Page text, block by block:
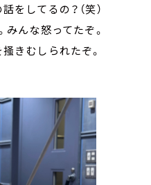
をしてるの？（笑）
みんな怒ってたぞ。
きむしられたぞ。